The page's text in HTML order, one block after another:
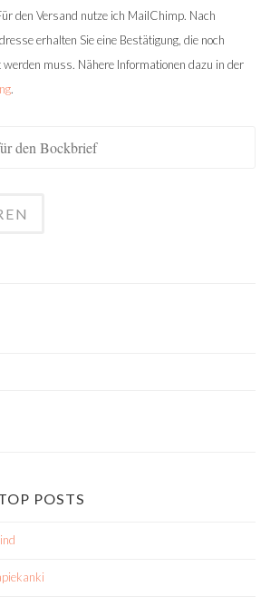
den Versand nutze ich MailChimp. Nach
erhalten Sie eine Bestätigung, die noch
muss. Nähere Informationen dazu in der
.
POSTS